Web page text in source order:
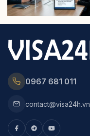
0967 681 011
contact@visa24h.vn